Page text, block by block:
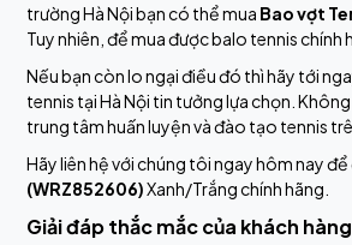
trường Hà Nội bạn có thể mua Bao vợt
Tuy nhiên, để mua được balo tennis chính
Nếu bạn còn lo ngại điều đó thì hãy tới
tennis tại Hà Nội tin tưởng lựa chọn.
trung tâm huấn luyện và đào tạo tennis
Hãy liên hệ với chúng tôi ngay hôm nay
(WRZ852606)Xanh/Trắng chính hãng.
Giải đáp thắc mắc của khách